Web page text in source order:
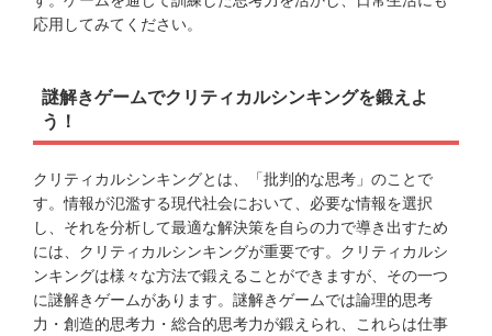
応用してみてください。
謎解きゲームでクリティカルシンキングを鍛えよ
う！
クリティカルシンキングとは、「批判的な思考」のことで
す。情報が氾濫する現代社会において、必要な情報を選択
し、それを分析して最適な解決策を自らの力で導き出すため
には、クリティカルシンキングが重要です。クリティカルシ
ンキングは様々な方法で鍛えることができますが、その一つ
に謎解きゲームがあります。謎解きゲームでは論理的思考
力・創造的思考力・総合的思考力が鍛えられ、これらは仕事